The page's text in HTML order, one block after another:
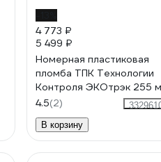
4 773 ₽
5 499 ₽
Номерная пластиковая
пломба ТПК Технологии
Контроля ЭКОтрэк 255
(Цвет: красный) 1000 шт
24281
4.5(2)
В корзину